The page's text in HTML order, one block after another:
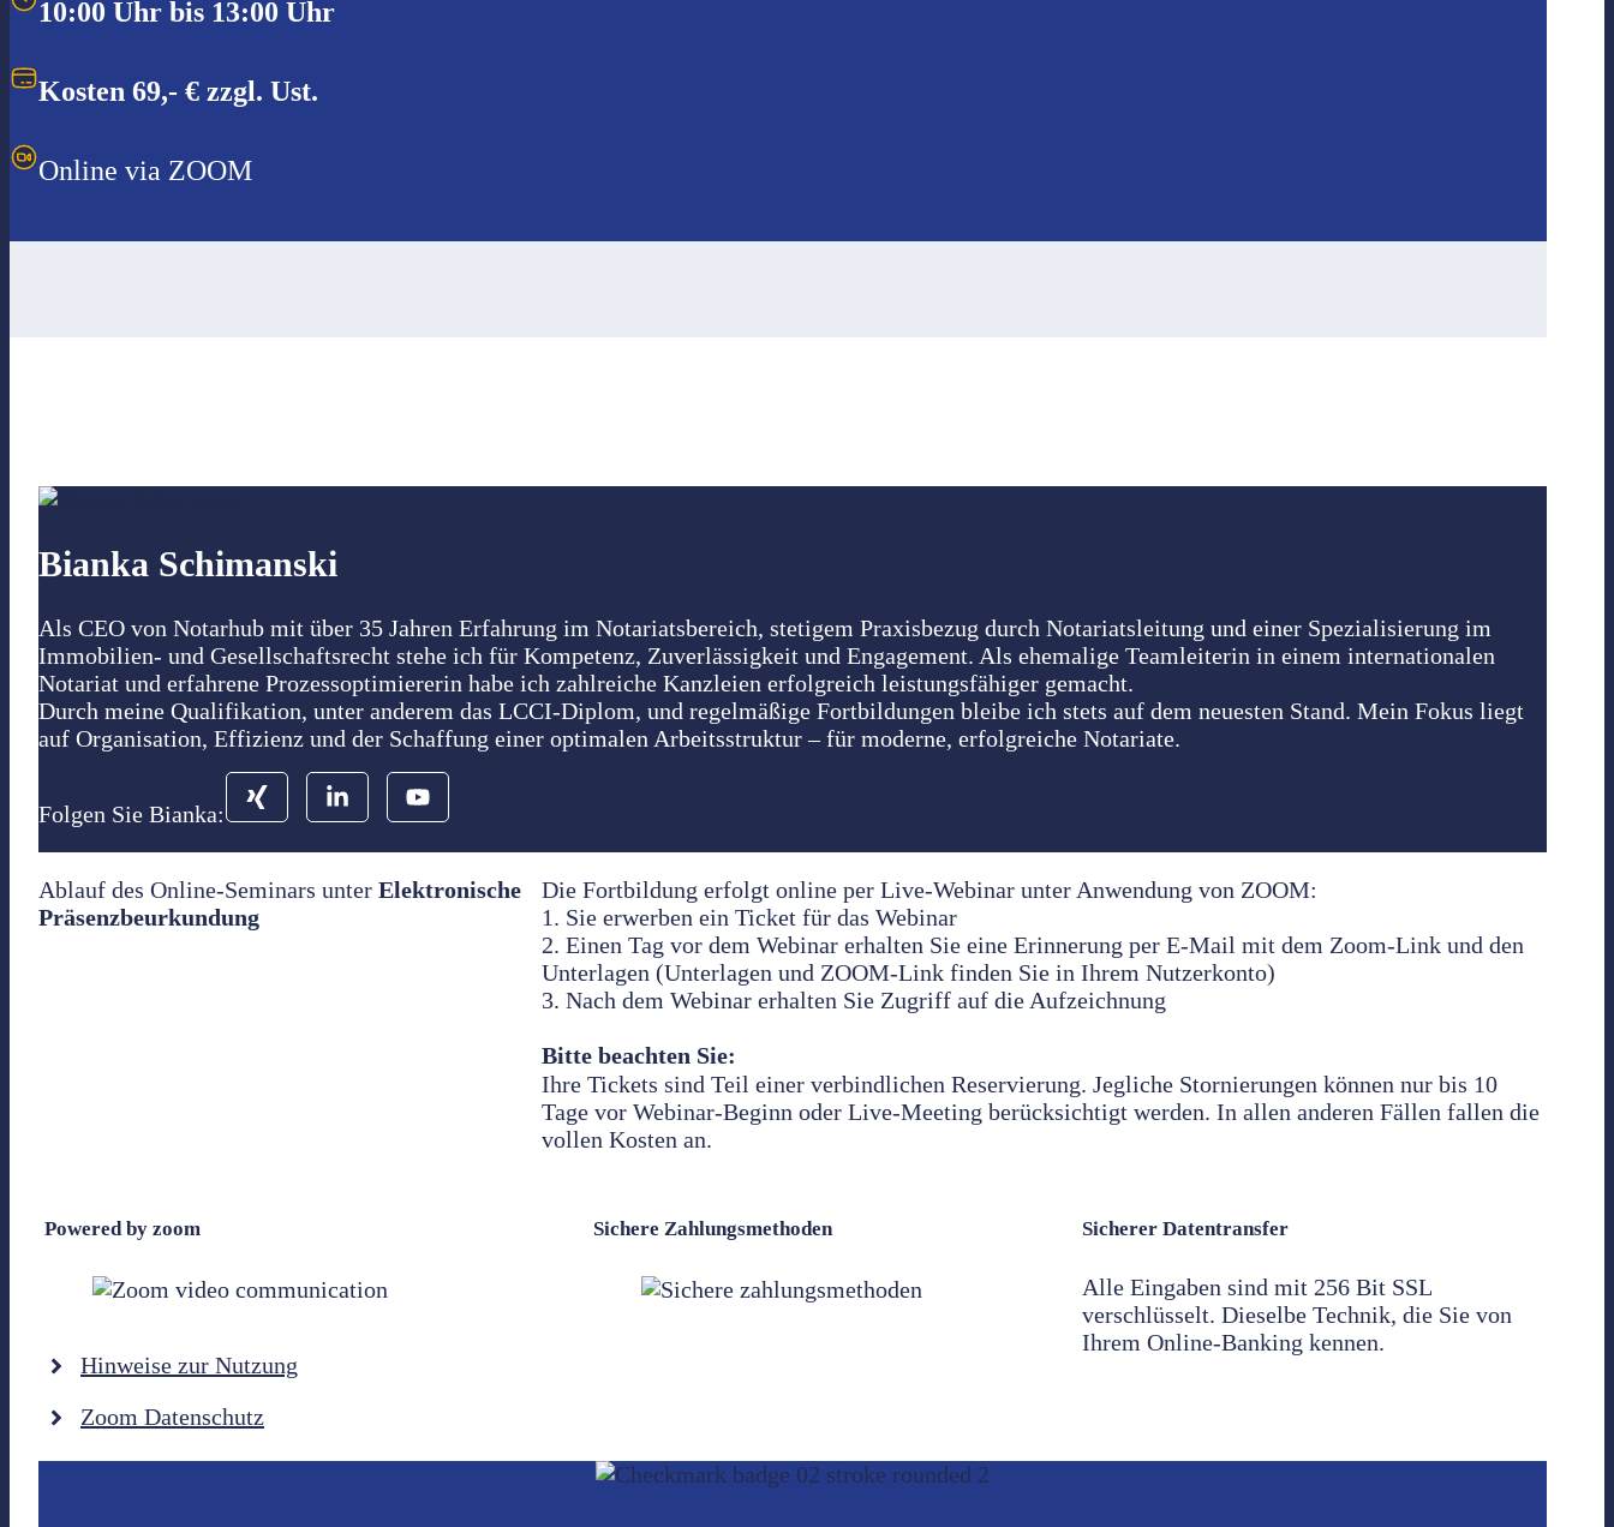
10:00 Uhr bis 13:00 Uhr
Kosten 69,- € zzgl. Ust.
Online via ZOOM
Bianka Schimanski
Als CEO von Notarhub mit über 35 Jahren Erfahrung im Notariatsbereich, stetigem Praxisbezug durch Notariatsleitung und einer Spezialisierung im
Immobilien- und Gesellschaftsrecht stehe ich für Kompetenz, Zuverlässigkeit und Engagement. Als ehemalige Teamleiterin in einem internationalen
Notariat und erfahrene Prozessoptimiererin habe ich zahlreiche Kanzleien erfolgreich leistungsfähiger gemacht.
Durch meine Qualifikation, unter anderem das LCCI-Diplom, und regelmäßige Fortbildungen bleibe ich stets auf dem neuesten Stand. Mein Fokus liegt
auf Organisation, Effizienz und der Schaffung einer optimalen Arbeitsstruktur – für moderne, erfolgreiche Notariate.
Folgen Sie Bianka:
Ablauf des Online-Seminars unter Elektronische
Präsenzbeurkundung
Die Fortbildung erfolgt online per Live-Webinar unter Anwendung von ZOOM:
1. Sie erwerben ein Ticket für das Webinar
2. Einen Tag vor dem Webinar erhalten Sie eine Erinnerung per E-Mail mit dem Zoom-Link und den
Unterlagen (Unterlagen und ZOOM-Link finden Sie in Ihrem Nutzerkonto)
3. Nach dem Webinar erhalten Sie Zugriff auf die Aufzeichnung
Bitte beachten Sie:
Ihre Tickets sind Teil einer verbindlichen Reservierung. Jegliche Stornierungen können nur bis 10
Tage vor Webinar-Beginn oder Live-Meeting berücksichtigt werden. In allen anderen Fällen fallen die
vollen Kosten an.
Powered by zoom
Hinweise zur Nutzung
Zoom Datenschutz
Sichere Zahlungsmethoden Sicherer Datentransfer
Alle Eingaben sind mit 256 Bit SSL
verschlüsselt. Dieselbe Technik, die Sie von
Ihrem Online-Banking kennen.